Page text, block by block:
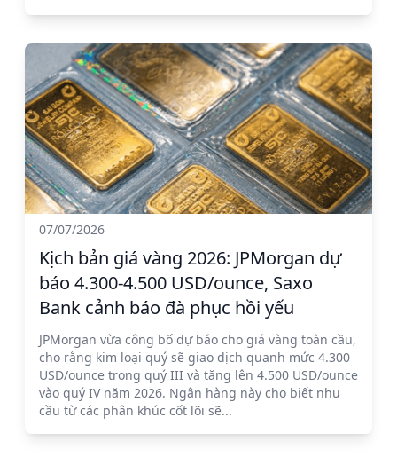
07/07/2026
Kịch bản giá vàng 2026: JPMorgan dự
báo 4.300-4.500 USD/ounce, Saxo
Bank cảnh báo đà phục hồi yếu
JPMorgan vừa công bố dự báo cho giá vàng toàn cầu,
cho rằng kim loại quý sẽ giao dịch quanh mức 4.300
USD/ounce trong quý III và tăng lên 4.500 USD/ounce
vào quý IV năm 2026. Ngân hàng này cho biết nhu
cầu từ các phân khúc cốt lõi sẽ...